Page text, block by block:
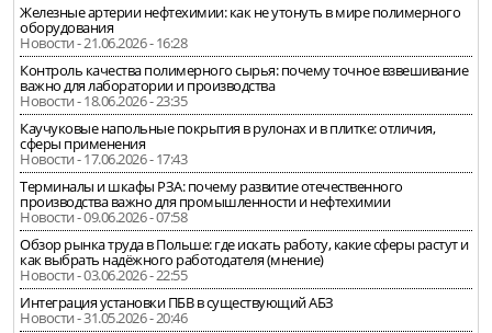
Железные артерии нефтехимии: как не утонуть в мире полимерного
оборудования
Новости - 21.06.2026 - 16:28
Контроль качества полимерного сырья: почему точное взвешивание
важно для лаборатории и производства
Новости - 18.06.2026 - 23:35
Каучуковые напольные покрытия в рулонах и в плитке: отличия,
сферы применения
Новости - 17.06.2026 - 17:43
Терминалы и шкафы РЗА: почему развитие отечественного
производства важно для промышленности и нефтехимии
Новости - 09.06.2026 - 07:58
Обзор рынка труда в Польше: где искать работу, какие сферы растут и
как выбрать надёжного работодателя (мнение)
Новости - 03.06.2026 - 22:55
Интеграция установки ПБВ в существующий АБЗ
Новости - 31.05.2026 - 20:46